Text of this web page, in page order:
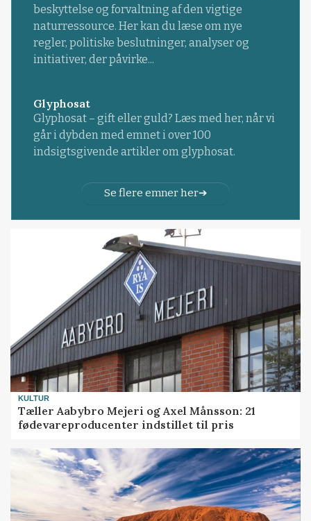
beskyttelse og forvaltning af den vigtige
naturressource. Her kan du læse om nye
regler, politiske beslutninger, analyser og
initiativer, der påvirke...
Glyphosat
Glyphosat – gift eller guld? Læs med her, når vi
går i dybden med emnet i over 100
indsigtsgivende artikler om glyphosat.
Se flere emner her
KULTUR
Tæller Aabybro Mejeri og Axel Månsson: 21
fødevareproducenter indstillet til pris